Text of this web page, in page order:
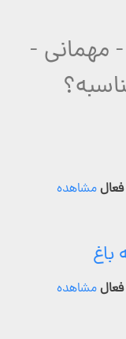
مهمانی -
مشاهده
باغ
مشاهده